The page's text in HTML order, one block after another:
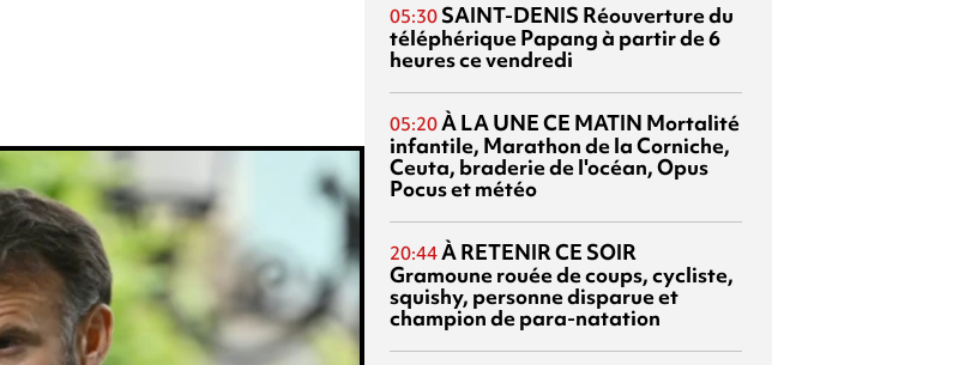
05:30 SAINT-DENIS Réouverture du
téléphérique Papang à partir de 6
heures ce vendredi
05:20À LA UNE CE MATIN Mortalité
infantile, Marathon de la Corniche,
Ceuta, braderie de l'océan, Opus
Pocus et météo
20:44À RETENIR CE SOIR
Gramoune rouée de coups, cycliste,
squishy, personne disparue et
champion de para-natation